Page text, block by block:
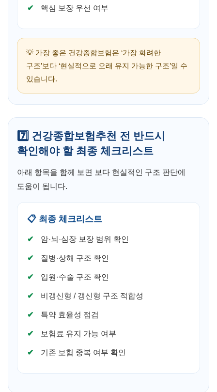
핵심 보장 우선 여부
💡 가장 좋은 건강종합보험은 ‘가장 화려한
구조’보다 ‘현실적으로 오래 유지 가능한 구조’일 수
있습니다.
7️⃣ 건강종합보험추천 전 반드시
확인해야 할 최종 체크리스트
아래 항목을 함께 보면 보다 현실적인 구조 판단에
도움이 됩니다.
📋 최종 체크리스트
암·뇌·심장 보장 범위 확인
질병·상해 구조 확인
입원·수술 구조 확인
비갱신형 / 갱신형 구조 적합성
특약 효율성 점검
보험료 유지 가능 여부
기존 보험 중복 여부 확인